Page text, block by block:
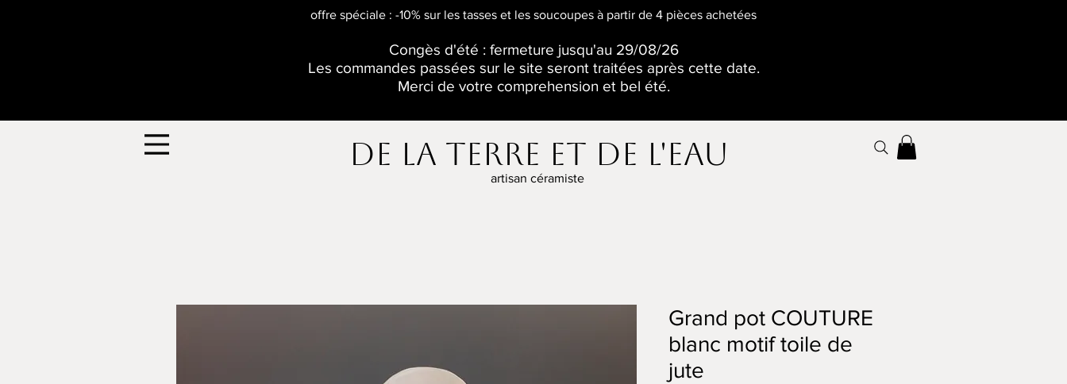
offre spéciale : -10% sur les tasses et les soucoupes à partir de 4 pièces achetées
Congès d'été : fermeture jusqu'au 29/08/26
Les commandes passées sur le site seront traitées après cette date.
Merci de votre comprehension et bel été.
De la terre et de l'eau
artisan céramiste
Grand pot COUTURE
blanc motif toile de
jute